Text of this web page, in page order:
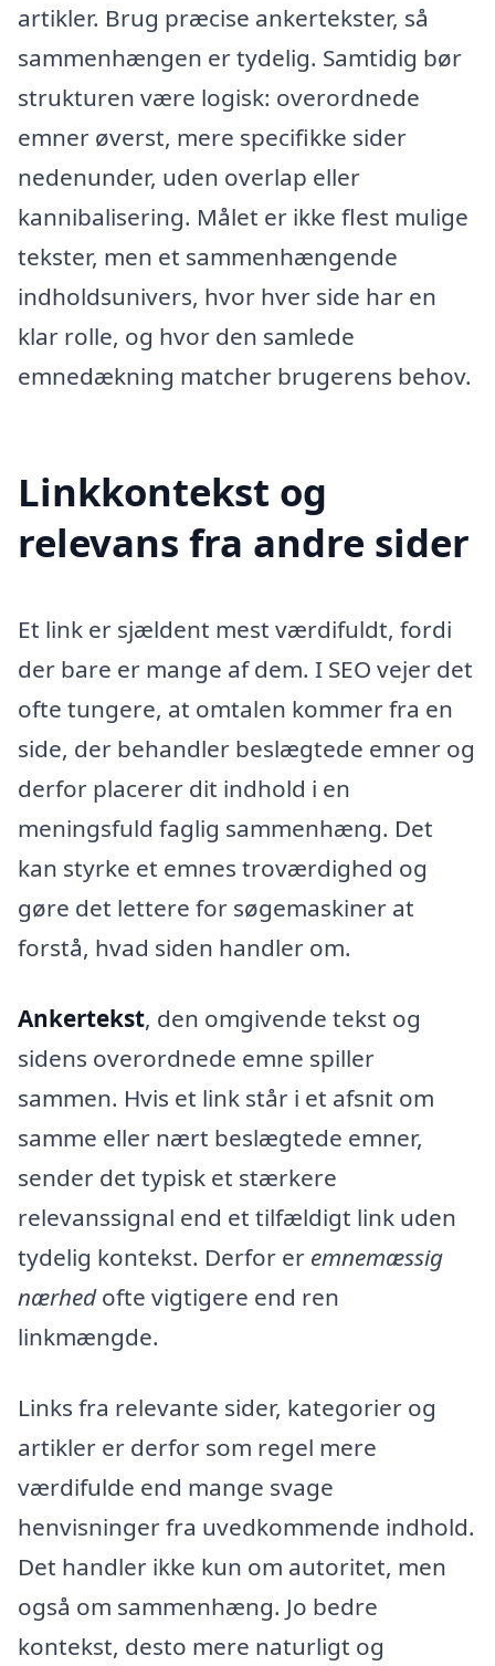
artikler. Brug præcise ankertekster, så
sammenhængen er tydelig. Samtidig bør
strukturen være logisk: overordnede
emner øverst, mere specifikke sider
nedenunder, uden overlap eller
kannibalisering. Målet er ikke flest mulige
tekster, men et sammenhængende
indholdsunivers, hvor hver side har en
klar rolle, og hvor den samlede
emnedækning matcher brugerens behov.
Linkkontekst og
relevans fra andre sider
Et link er sjældent mest værdifuldt, fordi
der bare er mange af dem. I SEO vejer det
ofte tungere, at omtalen kommer fra en
side, der behandler beslægtede emner og
derfor placerer dit indhold i en
meningsfuld faglig sammenhæng. Det
kan styrke et emnes troværdighed og
gøre det lettere for søgemaskiner at
forstå, hvad siden handler om.
Ankertekst, den omgivende tekst og
sidens overordnede emne spiller
sammen. Hvis et link står i et afsnit om
samme eller nært beslægtede emner,
sender det typisk et stærkere
relevanssignal end et tilfældigt link uden
tydelig kontekst. Derfor er emnemæssig
nærhedofte vigtigere end ren
linkmængde.
Links fra relevante sider, kategorier og
artikler er derfor som regel mere
værdifulde end mange svage
henvisninger fra uvedkommende indhold.
Det handler ikke kun om autoritet, men
også om sammenhæng. Jo bedre
kontekst, desto mere naturligt og